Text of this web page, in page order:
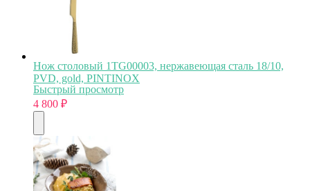
Нож столовый 1TG00003, нержавеющая сталь 18/10,
PVD, gold, PINTINOX
Быстрый просмотр
4 800 ₽